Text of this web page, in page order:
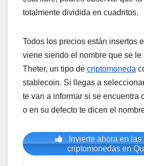
totalmente dividida en cuadritos.
Todos los precios están insertos
viene siendo el nombre que se le
Theter, un tipo de criptomoneda
stablecoin. Si llegas a
te van a informar si se encuentra
o en su defecto te dicen el
Invierte ahora en las
criptomonedas en